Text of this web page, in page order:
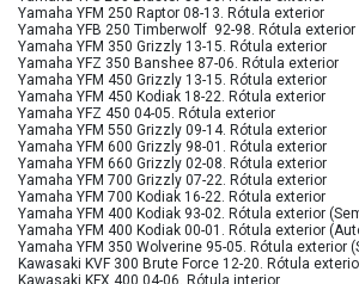
Yamaha YFM 250 Raptor 08-13. Rótula exterior
Yamaha YFB 250 Timberwolf 92-98. Rótula exterior
Yamaha YFM 350 Grizzly 13-15. Rótula exterior
Yamaha YFZ 350 Banshee 87-06. Rótula exterior
Yamaha YFM 450 Grizzly 13-15. Rótula exterior
Yamaha YFM 450 Kodiak 18-22. Rótula exterior
Yamaha YFZ 450 04-05. Rótula exterior
Yamaha YFM 550 Grizzly 09-14. Rótula exterior
Yamaha YFM 600 Grizzly 98-01. Rótula exterior
Yamaha YFM 660 Grizzly 02-08. Rótula exterior
Yamaha YFM 700 Grizzly 07-22. Rótula exterior
Yamaha YFM 700 Kodiak 16-22. Rótula exterior
Yamaha YFM 400 Kodiak 93-02. Rótula exterior
Yamaha YFM 400 Kodiak 00-01. Rótula exterior
Yamaha YFM 350 Wolverine 95-05. Rótula exterior
Kawasaki KVF 300 Brute Force 12-20. Rótula
Kawasaki KFX 400 04-06. Rótula interior